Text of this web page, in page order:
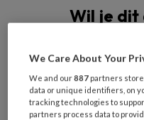
Wil je dit
artikelen
Al een account of
We Care About Your
We and our887 partners
data or unique identifiers, on
tracking technologies to
partners process data to